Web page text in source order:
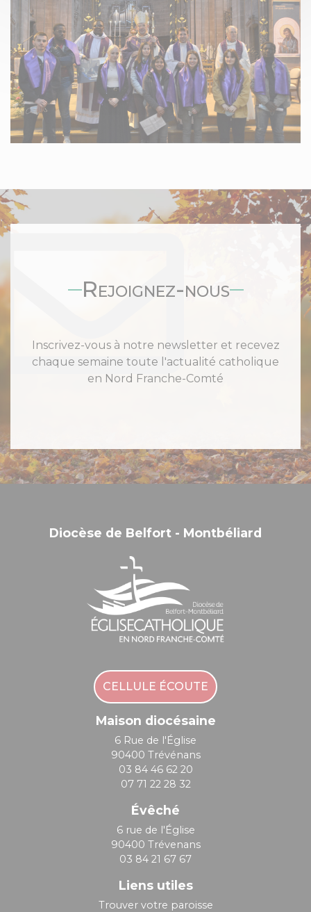
Rejoignez-nous
Inscrivez-vous à notre newsletter et recevez
chaque semaine toute l'actualité catholique
en Nord Franche-Comté
Diocèse de Belfort - Montbéliard
CELLULE ÉCOUTE
Maison diocésaine
6 Rue de l'Église
90400 Trévénans
03 84 46 62 20
07 71 22 28 32
Évêché
6 rue de l'Église
90400 Trévenans
03 84 21 67 67
Liens utiles
Trouver votre paroisse